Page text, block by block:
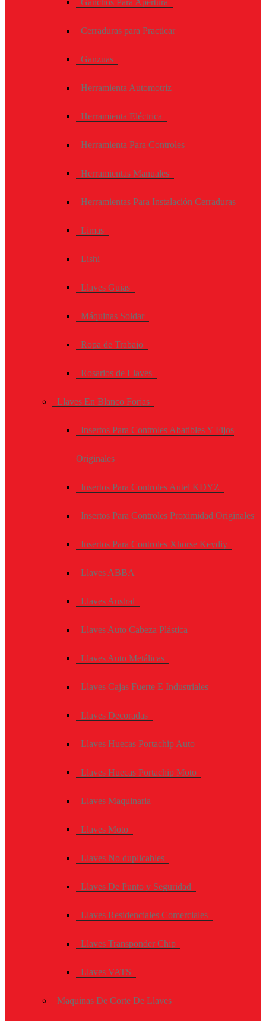
Cerraduras para Practicar
Ganzuas
Herramienta Automotriz
Herramienta Eléctrica
Herramienta Para Controles
Herramientas Manuales
Herramientas Para Instalación Cerraduras
Limas
Lishi
Llaves Guias
Máquinas Soldar
Ropa de Trabajo
Rosarios de Llaves
Llaves En Blanco Forjas
Insertos Para Controles Abatibles Y Fijos
Originales
Insertos Para Controles Autel KDYZ
Insertos Para Controles Proximidad Originales
Insertos Para Controles Xhorse Keydiy
Llaves ABBA
Llaves Austral
Llaves Auto Cabeza Plástica
Llaves Auto Metálicas
Llaves Cajas Fuerte E Industriales
Llaves Decoradas
Llaves Huecas Portachip Auto
Llaves Huecas Portachip Moto
Llaves Maquinaria
Llaves Moto
Llaves No duplicables
Llaves De Punto y Seguridad
Llaves Residenciales Comerciales
Llaves Transponder Chip
Llaves VATS
Maquinas De Corte De Llaves